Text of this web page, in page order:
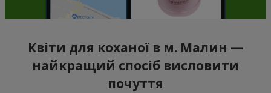
Квіти для коханої в м. Малин —
найкращий спосіб висловити
почуття